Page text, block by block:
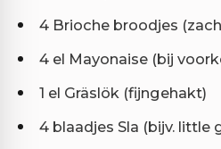
4 Brioche broodjes
4 el Mayonaise (bij
1 el Gräslök (fijngehakt)
4 blaadjes Sla (bijv. little